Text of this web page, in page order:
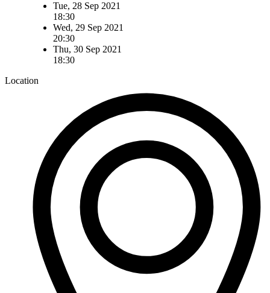
Tue, 28 Sep 2021
18:30
Wed, 29 Sep 2021
20:30
Thu, 30 Sep 2021
18:30
Location